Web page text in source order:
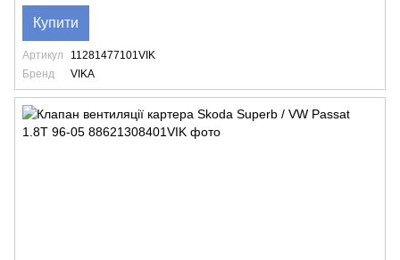
Купити
Артикул
11281477101VIK
Бренд
VIKA